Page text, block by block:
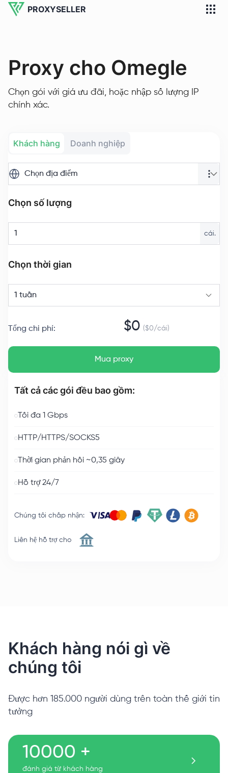
PROXYSELLER
Proxy cho Omegle
Chọn gói với giá ưu đãi, hoặc nhập số lượng IP
chính xác.
Khách hàng Doanh nghiệp
Chọn địa điểm
Chọn số lượng
cái.
Chọn thời gian
1 tuần
Tổng chi phí: $0 ($0/cái)
Mua proxy
Tất cả các gói đều bao gồm:
Tối đa 1 Gbps
HTTP/HTTPS/SOCKS5
Thời gian phản hồi ~0,35 giây
Hỗ trợ 24/7
Chúng tôi chấp nhận:
Liên hệ hỗ trợ cho
Khách hàng nói gì về
chúng tôi
Được hơn 185.000 người dùng trên toàn thế giới tin
tưởng
10000 +
đánh giá từ khách hàng